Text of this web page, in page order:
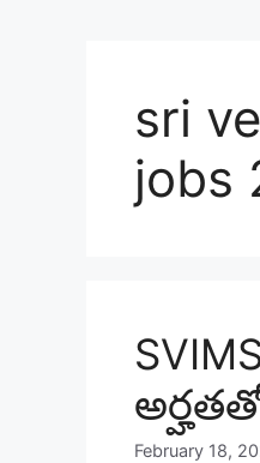
sri
jobs
February 18,